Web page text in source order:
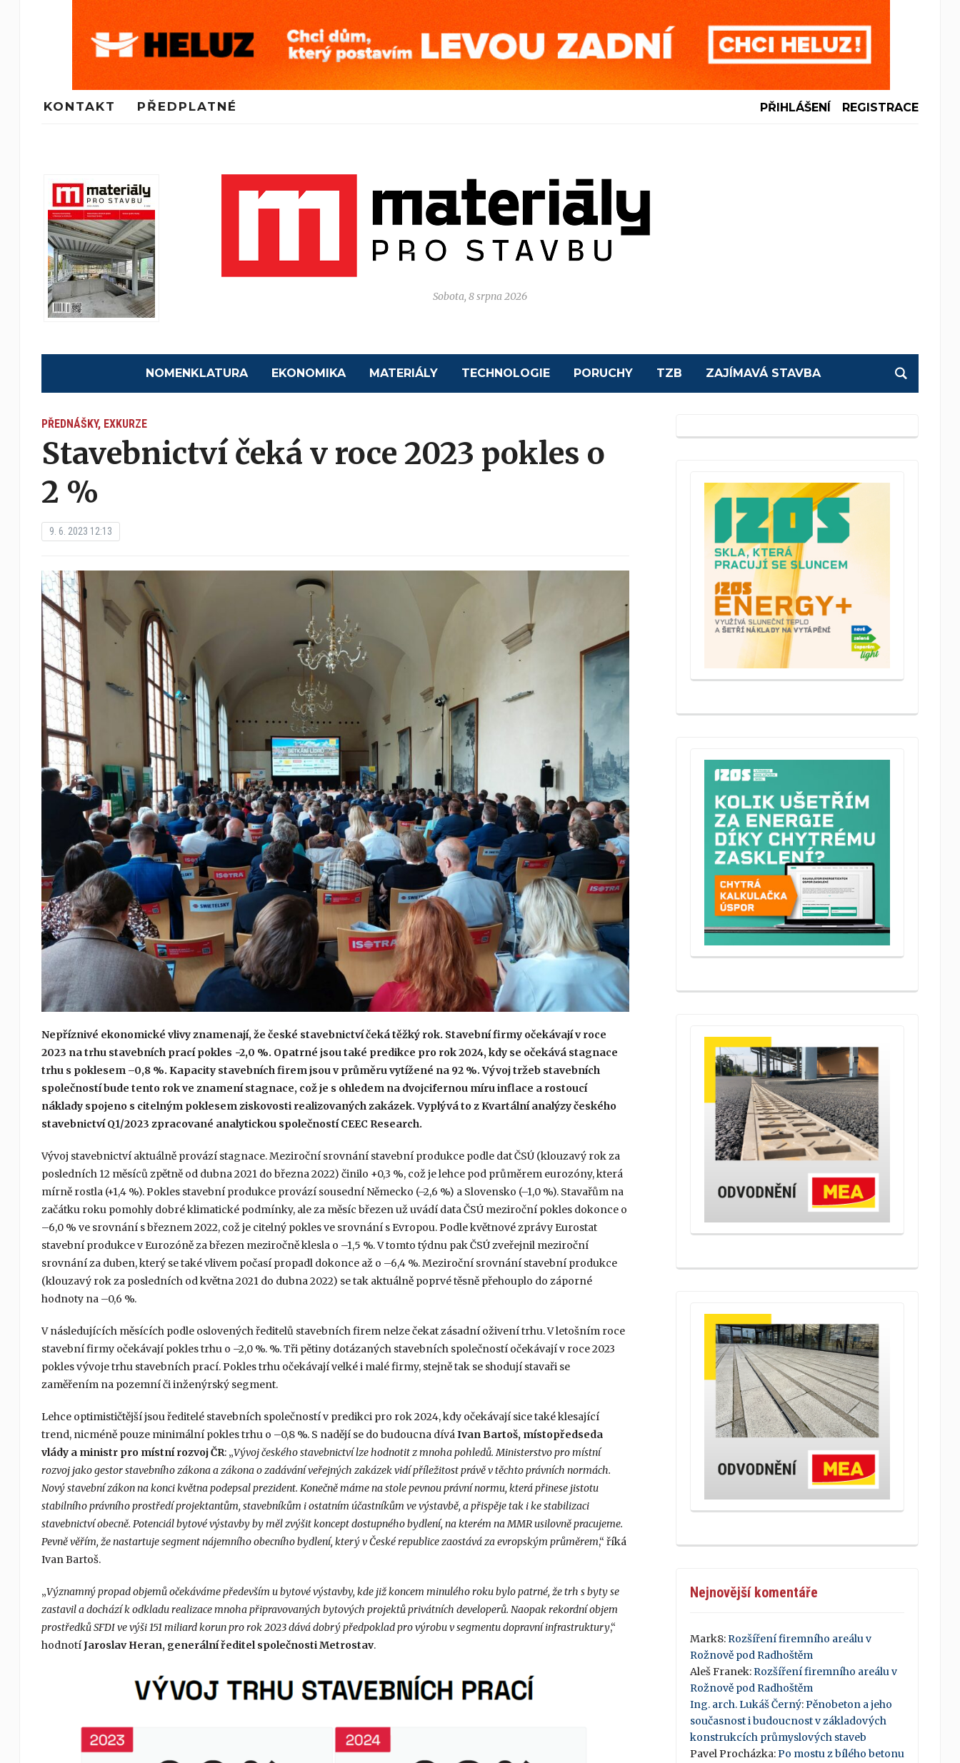
KONTAKT PŘEDPLATNÉ PŘIHLÁŠENÍ REGISTRACE
Sobota, 8 srpna 2026
NOMENKLATURA EKONOMIKA MATERIÁLY TECHNOLOGIE PORUCHY TZB ZAJÍMAVÁ STAVBA
PŘEDNÁŠKY, EXKURZE
Stavebnictví čeká v roce 2023 pokles o
2 %
9. 6. 2023 12:13
Nepříznivé ekonomické vlivy znamenají, že české stavebnictví čeká těžký rok. Stavební firmy očekávají v roce
2023 na trhu stavebních prací pokles −2,0 %. Opatrné jsou také predikce pro rok 2024, kdy se očekává stagnace
trhu s poklesem –0,8 %. Kapacity stavebních firem jsou v průměru vytížené na 92 %. Vývoj tržeb stavebních
společností bude tento rok ve znamení stagnace, což je s ohledem na dvojcifernou míru inflace a rostoucí
náklady spojeno s citelným poklesem ziskovosti realizovaných zakázek. Vyplývá to z Kvartální analýzy českého
stavebnictví Q1/2023 zpracované analytickou společností CEEC Research.
Vývoj stavebnictví aktuálně provází stagnace. Meziroční srovnání stavební produkce podle dat ČSÚ (klouzavý rok za
posledních 12 měsíců zpětně od dubna 2021 do března 2022) činilo +0,3 %, což je lehce pod průměrem eurozóny, která
mírně rostla (+1,4 %). Pokles stavební produkce provází sousední Německo (–2,6 %) a Slovensko (–1,0 %). Stavařům na
začátku roku pomohly dobré klimatické podmínky, ale za měsíc březen už uvádí data ČSÚ meziroční pokles dokonce o
–6,0 % ve srovnání s březnem 2022, což je citelný pokles ve srovnání s Evropou. Podle květnové zprávy Eurostat
stavební produkce v Eurozóně za březen meziročně klesla o –1,5 %. V tomto týdnu pak ČSÚ zveřejnil meziroční
srovnání za duben, který se také vlivem počasí propadl dokonce až o –6,4 %. Meziroční srovnání stavební produkce
(klouzavý rok za posledních od května 2021 do dubna 2022) se tak aktuálně poprvé těsně přehouplo do záporné
hodnoty na –0,6 %.
V následujících měsících podle oslovených ředitelů stavebních firem nelze čekat zásadní oživení trhu. V letošním roce
stavební firmy očekávají pokles trhu o –2,0 %. %. Tři pětiny dotázaných stavebních společností očekávají v roce 2023
pokles vývoje trhu stavebních prací. Pokles trhu očekávají velké i malé firmy, stejně tak se shodují stavaři se
zaměřením na pozemní či inženýrský segment.
Lehce optimističtější jsou ředitelé stavebních společností v predikci pro rok 2024, kdy očekávají sice také klesající
trend, nicméně pouze minimální pokles trhu o –0,8 %. S nadějí se do budoucna dívá Ivan Bartoš, místopředseda
vlády a ministr pro místní rozvoj ČR: „Vývoj českého stavebnictví lze hodnotit z mnoha pohledů. Ministerstvo pro místní
rozvoj jako gestor stavebního zákona a zákona o zadávání veřejných zakázek vidí příležitost právě v těchto právních normách.
Nový stavební zákon na konci května podepsal prezident. Konečně máme na stole pevnou právní normu, která přinese jistotu
stabilního právního prostředí projektantům, stavebníkům i ostatním účastníkům ve výstavbě, a přispěje tak i ke stabilizaci
stavebnictví obecně. Potenciál bytové výstavby by měl zvýšit koncept dostupného bydlení, na kterém na MMR usilovně pracujeme.
Pevně věřím, že nastartuje segment nájemního obecního bydlení, který v České republice zaostává za evropským průměrem,“ říká
Ivan Bartoš.
„Významný propad objemů očekáváme především u bytové výstavby, kde již koncem minulého roku bylo patrné, že trh s byty se
zastavil a dochází k odkladu realizace mnoha připravovaných bytových projektů privátních developerů. Naopak rekordní objem
prostředků SFDI ve výši 151 miliard korun pro rok 2023 dává dobrý předpoklad pro výrobu v segmentu dopravní infrastruktury,“
hodnotíJaroslav Heran, generální ředitel společnosti Metrostav.
Nejnovější komentáře
Mark8:Rozšíření firemního areálu v
Rožnově pod Radhoštěm
Aleš Franek:Rozšíření firemního areálu v
Rožnově pod Radhoštěm
Ing. arch. Lukáš Černý:Pěnobeton a jeho
současnost i budoucnost v základových
konstrukcích průmyslových staveb
Pavel Procházka:Po mostu z bílého betonu